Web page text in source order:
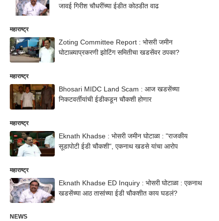
जावई गिरीश चौधरींच्या ईडीत कोठडीत वाढ
महाराष्ट्र
Zoting Committee Report : भोसरी जमीन
घोटाळ्याप्रकरणी झोटिंग समितीचा खडसेंवर ठपका?
महाराष्ट्र
Bhosari MIDC Land Scam : आज खडसेंच्या
निकटवर्तीयांची ईडीकडून चौकशी होणार
महाराष्ट्र
Eknath Khadse : भोसरी जमीन घोटाळा : "राजकीय
सूडापोटी ईडी चौकशी", एकनाथ खडसे यांचा आरोप
महाराष्ट्र
Eknath Khadse ED Inquiry : भोसरी घोटाळा : एकनाथ
खडसेंच्या आठ तासांच्या ईडी चौकशीत काय घडलं?
NEWS